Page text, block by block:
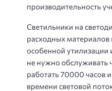
производительность
Светильники на
расходных материалов
особенной
не нужно обслуживать
работать 70000 часов
времени световой